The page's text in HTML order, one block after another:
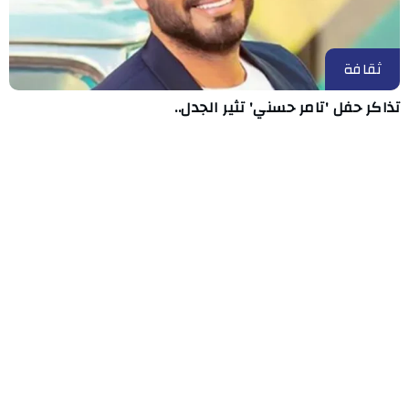
ثقافة
تذاكر حفل 'تامر حسني' تثير الجدل..